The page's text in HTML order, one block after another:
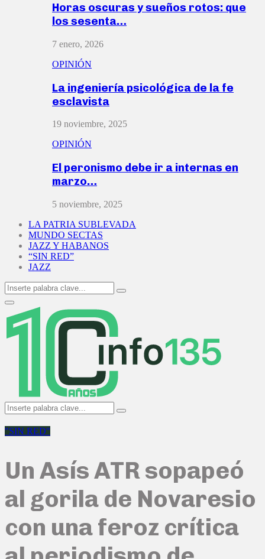
Horas oscuras y sueños rotos: que
los sesenta…
7 enero, 2026
OPINIÓN
La ingeniería psicológica de la fe
esclavista
19 noviembre, 2025
OPINIÓN
El peronismo debe ir a internas en
marzo…
5 noviembre, 2025
LA PATRIA SUBLEVADA
MUNDO SECTAS
JAZZ Y HABANOS
“SIN RED”
JAZZ
Search
for:
Search
Primary
Menu
Search
for:
Search
"SIN RED"
Un Asís ATR sopapeó
al gorila de Novaresio
con una feroz crítica